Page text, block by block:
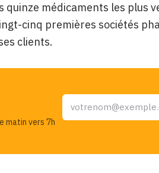
quinze médicaments les plus
cinq premières sociétés
clients.
matin vers 7h